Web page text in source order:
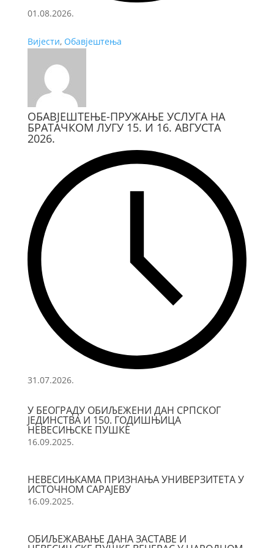
01.08.2026.
Вијести, Обавјештења
ОБАВЈЕШТЕЊЕ-ПРУЖАЊЕ УСЛУГА НА
БРАТАЧКОМ ЛУГУ 15. И 16. АВГУСТА
2026.
31.07.2026.
У БЕОГРАДУ ОБИЉЕЖЕНИ ДАН СРПСКОГ
ЈЕДИНСТВА И 150. ГОДИШЊИЦА
НЕВЕСИЊСКЕ ПУШКЕ
16.09.2025.
НЕВЕСИЊКАМА ПРИЗНАЊА УНИВЕРЗИТЕТА У
ИСТОЧНОМ САРАЈЕВУ
16.09.2025.
ОБИЉЕЖАВАЊЕ ДАНА ЗАСТАВЕ И